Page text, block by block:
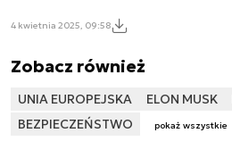
4 kwietnia 2025, 09:58
Zobacz również
UNIA EUROPEJSKA ELON MUSK
BEZPIECZEŃSTWO
pokaż wszystkie